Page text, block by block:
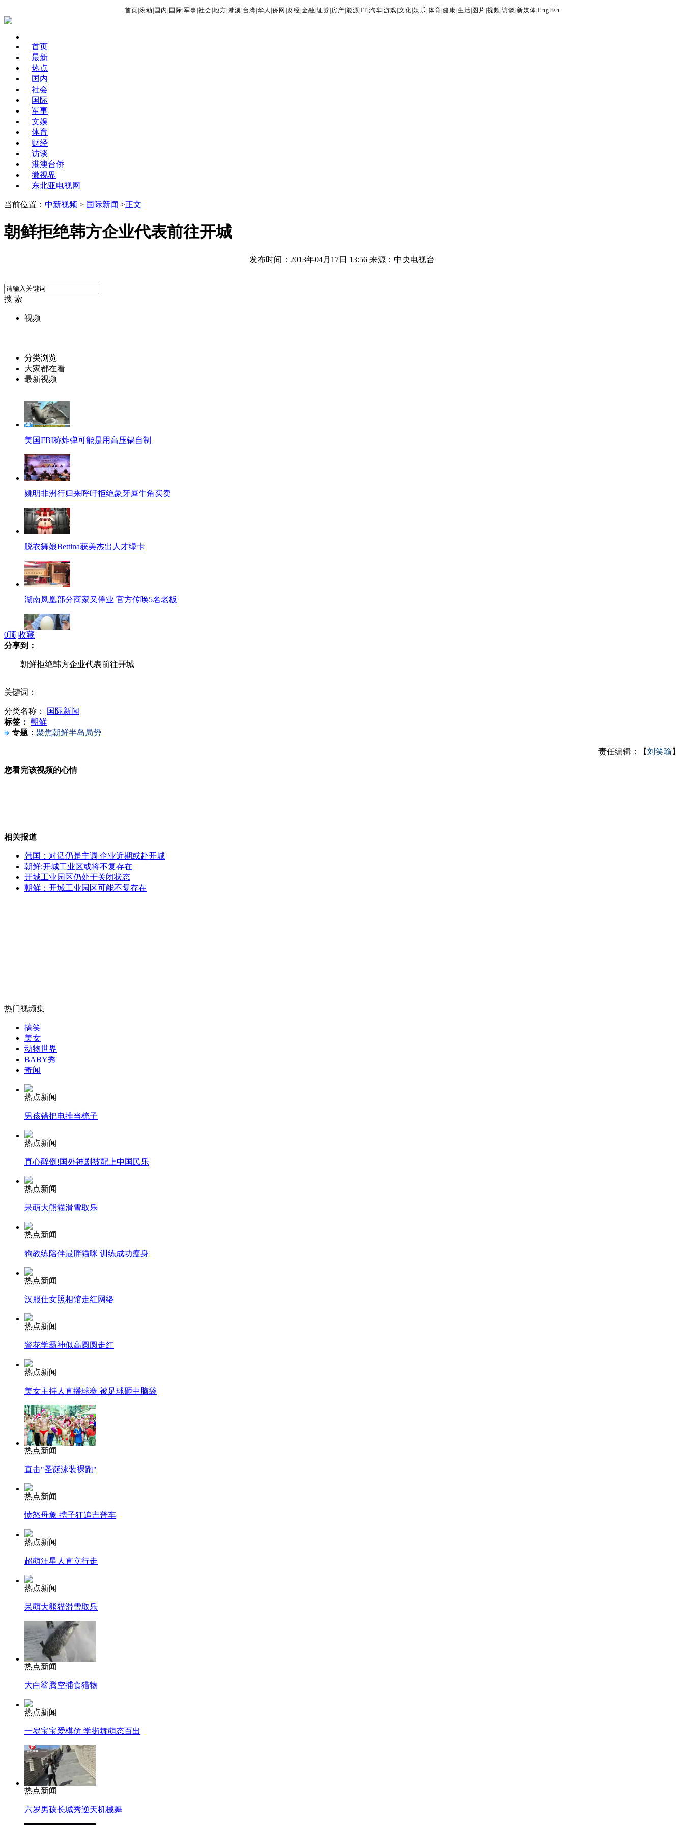
首页 滚动 国内 国际 军事 社会 地方 港澳 台湾 华人 侨网 财经 金融 证券 房产 能源 IT| 汽车 游戏 文化 娱乐 体育 健康 生活 图片 视频 访谈 新媒体 English
首页
最新
热点
国内
社会
国际
军事
文娱
体育
财经
访谈
港澳台侨
微视界
东北亚电视网
当前位置： 中新视频 > 国际新闻 >正文
朝鲜拒绝韩方企业代表前往开城
发布时间：2013年04月17日 13:56 来源：中央电视台
搜 索
视频
分类浏览
大家都在看
最新视频
美国FBI称炸弹可能是用高压锅自制
姚明非洲行归来呼吁拒绝象牙犀牛角买卖
脱衣舞娘Bettina获美杰出人才绿卡
湖南凤凰部分商家又停业 官方传唤5名老板
“最牛保安”针尖立鸵鸟蛋创吉尼斯纪录
国防部解释公布陆海空三军与全军总人数差额原因
实拍奢华公务机舱内豪华设施 可化定制麻将桌
女孩北京地铁殴打老人 痛下狠手拳打脚踢
无痛分娩是否安全 医生回应
外交部：反对强权政治霸凌主义
外交部：有关国家言论片面不公正
安徽一实载49人客车翻车
走！跟着总书记去植树
消防员救轻生者 花炮节热闹非凡 减压"枕头大战"
纽约上演“枕头大战”
司机酒驾遇交警 急速倒车逃窜
0顶 收藏
分享到：
朝鲜拒绝韩方企业代表前往开城
关键词：
分类名称：
国际新闻
标签： 朝鲜
专题： 聚焦朝鲜半岛局势
责任编辑：【刘笑瑜 】
您看完该视频的心情
相关报道
韩国：对话仍是主调 企业近期或赴开城
朝鲜:开城工业区或将不复存在
开城工业园区仍处于关闭状态
朝鲜：开城工业园区可能不复存在
热门视频集
搞笑
美女
动物世界
BABY秀
奇闻
热点新闻
男孩错把电推当梳子
热点新闻
真心醉倒!国外神剧被配上中国民乐
热点新闻
呆萌大熊猫滑雪取乐
热点新闻
狗教练陪伴最胖猫咪 训练成功瘦身
热点新闻
汉服仕女照相馆走红网络
热点新闻
警花学霸神似高圆圆走红
热点新闻
美女主持人直播球赛 被足球砸中脑袋
热点新闻
直击"圣诞泳装裸跑"
热点新闻
愤怒母象 携子狂追吉普车
热点新闻
超萌汪星人直立行走
热点新闻
呆萌大熊猫滑雪取乐
热点新闻
大白鲨腾空捕食猎物
热点新闻
一岁宝宝爱模仿 学街舞萌态百出
热点新闻
六岁男孩长城秀逆天机械舞